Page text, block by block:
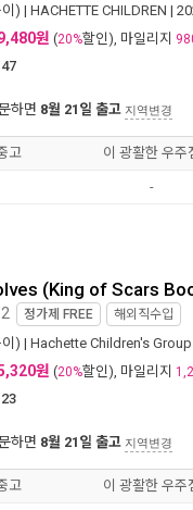
) | HACHETTE CHILDREN |
원 (20%할인), 마일리지
47
하면 8월 21일 출고 지역변경
고 이 광활한 우주
-
(King of Scars
정가제 FREE 해외직수입
) | Hachette Children's Group
원 (20%할인), 마일리지
23
하면 8월 21일 출고 지역변경
고 이 광활한 우주